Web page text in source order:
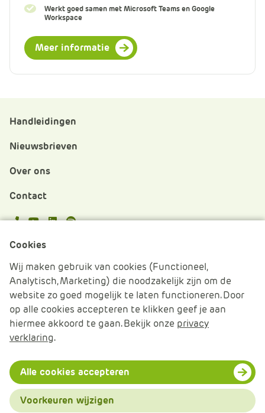
Werkt goed samen met Microsoft Teams en Google
Workspace
Meer informatie
Handleidingen
Nieuwsbrieven
Over ons
Contact
© 2026 APS IT-diensten - Alle rechten voorbehouden
Cookies beheren
Cookie verklaring
Algemene voorwaarden
Disclaimer & Privacy
Cookies
Wij maken gebruik van cookies (Functioneel,
Analytisch, Marketing) die noodzakelijk zijn om de
website zo goed mogelijk te laten functioneren. Door
op alle cookies accepteren te klikken geef je aan
hiermee akkoord te gaan. Bekijk onze privacy
verklaring.
Alle cookies accepteren
Voorkeuren wijzigen